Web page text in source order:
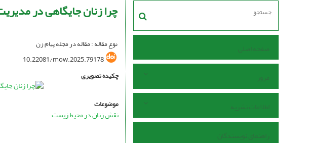
صفحه اصلی
مرور
اطلاعات نشریه
راهنمای نویسندگان
چرا زنان جایگاهی در
نوع مقاله : مقاله در مجله پیام زن
10.22081/mow.2025.79178
چکیده تصویری
موضوعات
نقش زنان در محیط زیست